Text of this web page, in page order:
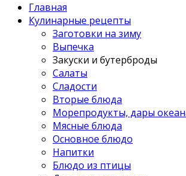
Главная
Кулинарные рецепты
Заготовки на зиму
Выпечка
Закуски и бутерброды
Салаты
Сладости
Вторые блюда
Морепродукты, дары
Мясные блюда
Основное блюдо
Напитки
Блюдо из птицы